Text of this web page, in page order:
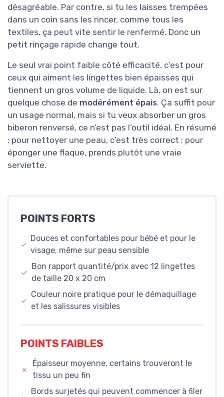
désagréable. Par contre, si tu les laisses trempées
dans un coin sans les rincer, comme tous les
textiles, ça peut vite sentir le renfermé. Donc un
petit rinçage rapide change tout.
Le seul vrai point faible côté efficacité, c’est pour
ceux qui aiment les lingettes bien épaisses qui
tiennent un gros volume de liquide. Là, on est sur
quelque chose de modérément épais. Ça suffit pour
un usage normal, mais si tu veux absorber un gros
biberon renversé, ce n’est pas l’outil idéal. En résumé
: pour nettoyer une peau, c’est très correct ; pour
éponger une flaque, prends plutôt une vraie
serviette.
POINTS FORTS
Douces et confortables pour bébé et pour le
visage, même sur peau sensible
Bon rapport quantité/prix avec 12 lingettes
de taille 20 x 20 cm
Couleur noire pratique pour le démaquillage
et les salissures visibles
POINTS FAIBLES
Épaisseur moyenne, certains trouveront le
tissu un peu fin
Bords surjetés qui peuvent commencer à filer